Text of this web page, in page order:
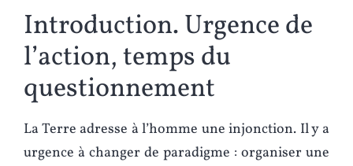
Introduction. Urgence de
l’action, temps du
questionnement
La Terre adresse à l’homme une injonction. Il y a
urgence à changer de paradigme : organiser une